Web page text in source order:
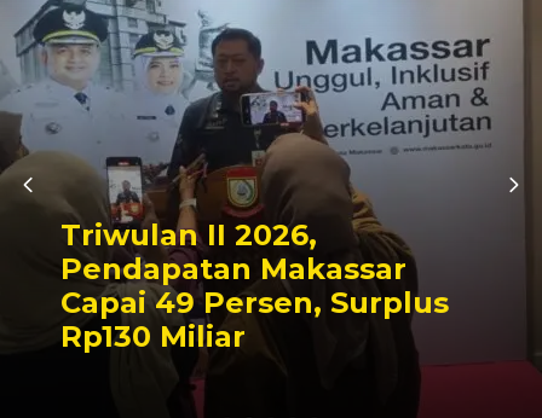
Kapolres Wajo Ziarah ke
Makam La Maddukkelleng,
Tegaskan Komitmen
Mengabdi untuk Tanah
Wajo